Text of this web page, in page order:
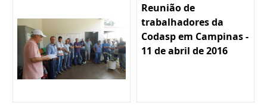
Reunião de
trabalhadores da
Codasp em Campinas -
11 de abril de 2016